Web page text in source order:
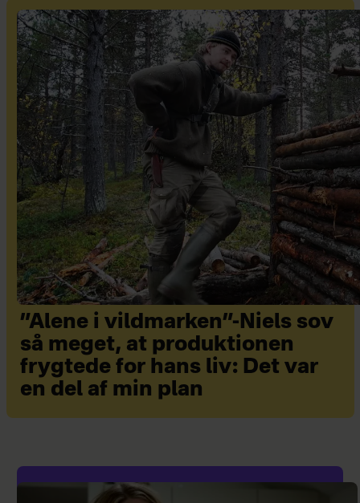
”Alene i vildmarken”-Niels sov
så meget, at produktionen
frygtede for hans liv: Det var
en del af min plan